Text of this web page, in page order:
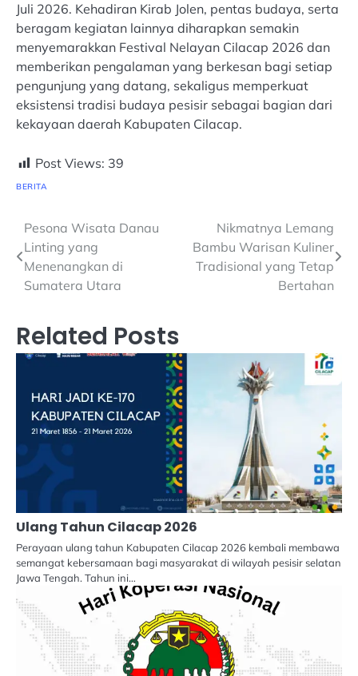
Juli 2026. Kehadiran Kirab Jolen, pentas budaya, serta
beragam kegiatan lainnya diharapkan semakin
menyemarakkan Festival Nelayan Cilacap 2026 dan
memberikan pengalaman yang berkesan bagi setiap
pengunjung yang datang, sekaligus memperkuat
eksistensi tradisi budaya pesisir sebagai bagian dari
kekayaan daerah Kabupaten Cilacap.
Post Views: 39
BERITA
Navigasi
pos
Pesona Wisata Danau
Linting yang
Menenangkan di
Sumatera Utara
Nikmatnya Lemang
Bambu Warisan Kuliner
Tradisional yang Tetap
Bertahan
Related Posts
Ulang Tahun Cilacap 2026
Perayaan ulang tahun Kabupaten Cilacap 2026 kembali membawa
semangat kebersamaan bagi masyarakat di wilayah pesisir selatan
Jawa Tengah. Tahun ini…